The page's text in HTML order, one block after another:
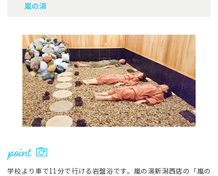
嵐の湯
学校より車で11分で行ける岩盤浴です。嵐の湯新潟西店の「嵐の